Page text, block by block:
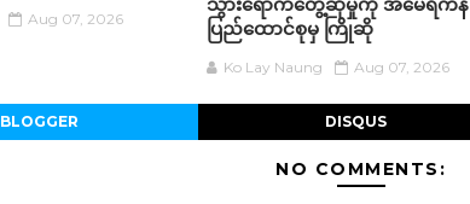
Aug 07, 2026
ပြည်ထောင်စုမှ ကြိုဆို
Ko Lay Naung Aug 07, 2026
BLOGGER DISQUS
NO COMMENTS: